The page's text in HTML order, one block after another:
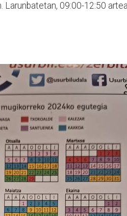
Larunbatetan, 09:00-12:50